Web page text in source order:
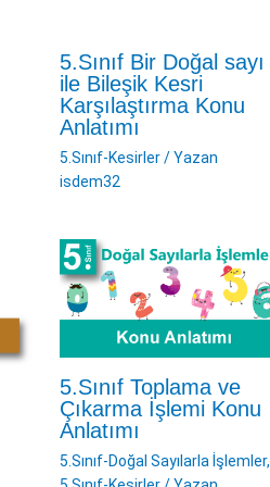
5.Sınıf Bir Doğal sayı
ile Bileşik Kesri
Karşılaştırma Konu
Anlatımı
5.Sınıf-Kesirler/ Yazan
isdem32
5.Sınıf Toplama ve
Çıkarma İşlemi Konu
Anlatımı
5.Sınıf-Doğal Sayılarla İşlemler,